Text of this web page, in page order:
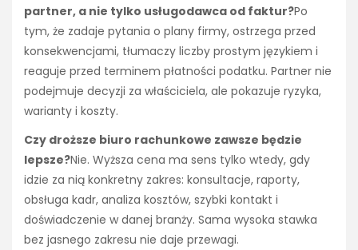
partner, a nie tylko usługodawca od faktur?Po
tym, że zadaje pytania o plany firmy, ostrzega przed
konsekwencjami, tłumaczy liczby prostym językiem i
reaguje przed terminem płatności podatku. Partner nie
podejmuje decyzji za właściciela, ale pokazuje ryzyka,
warianty i koszty.
Czy droższe biuro rachunkowe zawsze będzie
lepsze?Nie. Wyższa cena ma sens tylko wtedy, gdy
idzie za nią konkretny zakres: konsultacje, raporty,
obsługa kadr, analiza kosztów, szybki kontakt i
doświadczenie w danej branży. Sama wysoka stawka
bez jasnego zakresu nie daje przewagi.